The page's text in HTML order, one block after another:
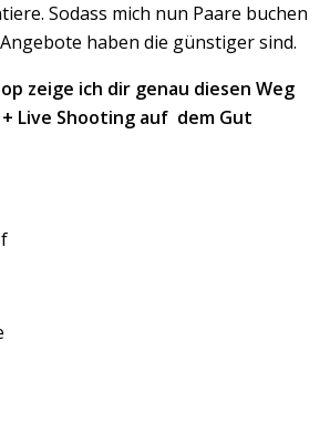
Sodass mich nun Paare buchen
haben die günstiger sind.
zeige ich dir genau diesen Weg
Live Shooting auf dem Gut